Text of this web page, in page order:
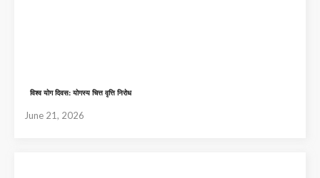
विश्व योग दिवस: योगस्य चित्त वृत्ति निरोध
June 21, 2026